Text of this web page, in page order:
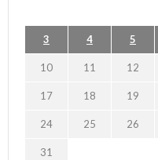
3 4 5
10 11 12
17 18 19
24 25 26
31